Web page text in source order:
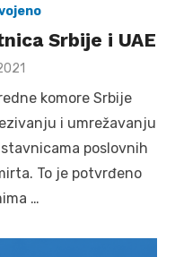
Srbije i UAE
komore Srbije
i umrežavanju
poslovnih
To je potvrđeno
…